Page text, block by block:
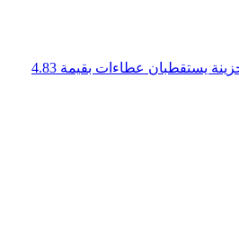
مزادان لصكوك وسندات الخزينة يستقطبان عطاءات بقيمة 4.83